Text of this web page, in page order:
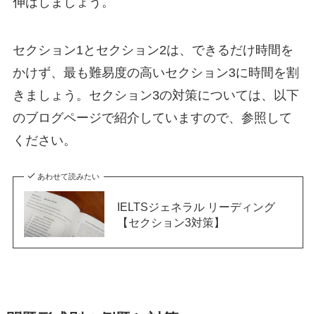
セクション1とセクション2は、できるだけ時間を
かけず、最も難易度の高いセクション3に時間を割
きましょう。セクション3の対策については、以下
のブログページで紹介していますので、参照して
ください。
あわせて読みたい
IELTSジェネラル リーディング
【セクション3対策】